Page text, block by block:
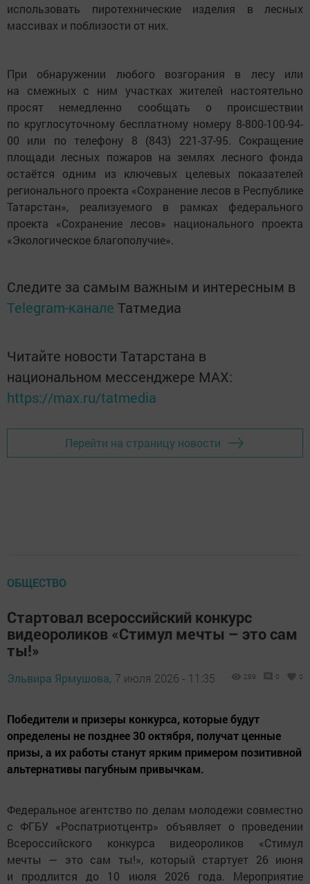
использовать пиротехнические изделия в лесных
массивах и поблизости от них.
При обнаружении любого возгорания в лесу или
на смежных с ним участках жителей настоятельно
просят немедленно сообщать о происшествии
по круглосуточному бесплатному номеру 8-800-100-94-
00 или по телефону 8 (843) 221-37-95. Сокращение
площади лесных пожаров на землях лесного фонда
остаётся одним из ключевых целевых показателей
регионального проекта «Сохранение лесов в Республике
Татарстан», реализуемого в рамках федерального
проекта «Сохранение лесов» национального проекта
«Экологическое благополучие».
Следите за самым важным и интересным в
Telegram-канале Татмедиа
Читайте новости Татарстана в
национальном мессенджере MАХ:
https://max.ru/tatmedia
Перейти на страницу новости
ОБЩЕСТВО
Стартовал всероссийский конкурс
видеороликов «Стимул мечты – это сам
ты!»
Эльвира Ярмушова, 7 июля 2026 - 11:35 289 0 0
Победители и призеры конкурса, которые будут
определены не позднее 30 октября, получат ценные
призы, а их работы станут ярким примером позитивной
альтернативы пагубным привычкам.
Федеральное агентство по делам молодежи совместно
с ФГБУ «Роспатриотцентр» объявляет о проведении
Всероссийского конкурса видеороликов «Стимул
мечты — это сам ты!», который стартует 26 июня
и продлится до 10 июля 2026 года. Мероприятие